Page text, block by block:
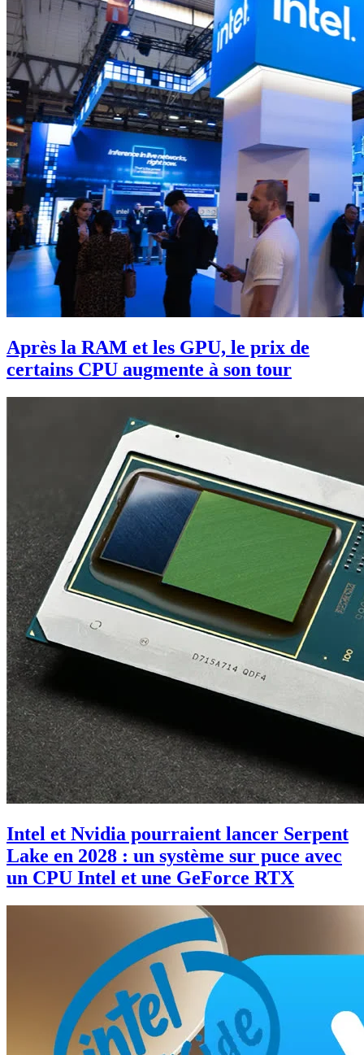
Après la RAM et les GPU, le prix de
certains CPU augmente à son tour
Intel et Nvidia pourraient lancer Serpent
Lake en 2028 : un système sur puce avec
un CPU Intel et une GeForce RTX